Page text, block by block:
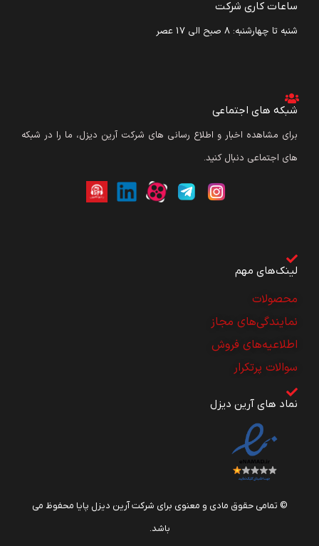
ساعات کاری شرکت
شنبه تا چهارشنبه: ۸ صبح الی 17 عصر
شبکه های اجتماعی
برای مشاهده اخبار و اطلاع رسانی های شرکت آرین دیزل، ما را در شبکه
های اجتماعی دنبال کنید.
لینک‌های مهم
محصولات
نمایندگی‌های مجاز
اطلاعیه‌های فروش
سوالات پرتکرار
نماد های آرین دیزل
© تمامی حقوق مادی و معنوی برای شرکت آرین دیزل پایا محفوظ می
باشد.